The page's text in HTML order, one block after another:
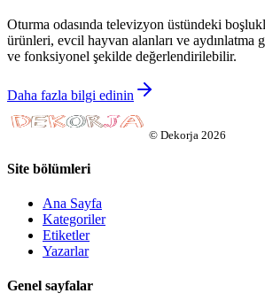
Oturma odasında televizyon üstündeki
ürünleri, evcil hayvan alanları ve aydınlatma
ve fonksiyonel şekilde değerlendirilebilir.
Daha fazla bilgi edinin
© Dekorja 2026
Site bölümleri
Ana Sayfa
Kategoriler
Etiketler
Yazarlar
Genel sayfalar